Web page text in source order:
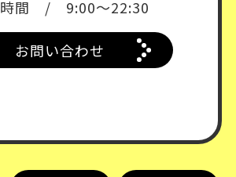
時間 / 9:00～22:30
お問い合わせ